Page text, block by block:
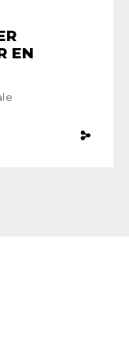
EN